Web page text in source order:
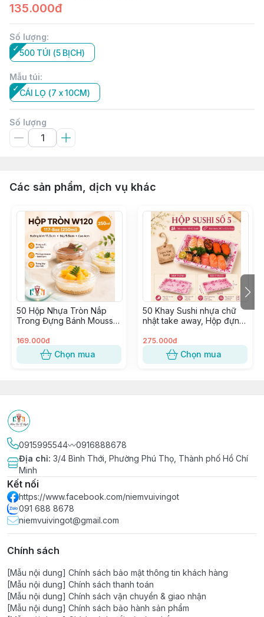
135.000đ
Số lượng:
500 TÚI (5 BỊCH)
Mẫu túi:
CÁI LỌ (7 x 10CM)
Số lượng
Các sản phẩm, dịch vụ khác
50 Hộp Nhựa Tròn Nắp
Trong Đựng Bánh Mousse,
Xoài ~ W120, 8117, 117-8
169.000đ
Chọn mua
50 Khay Sushi nhựa chữ
nhật take away, Hộp đựng
SỐ 5
275.000đ
Chọn mua
0915995544〰️0916888678
Địa chỉ: 3/4 Bình Thới, Phường Phú Thọ, Thành phố Hồ Chí
Minh
Kết nối
https://www.facebook.com/niemvuivingot
091 688 8678
niemvuivingot@gmail.com
Chính sách
[Mẫu nội dung] Chính sách bảo mật thông tin khách hàng
[Mẫu nội dung] Chính sách thanh toán
[Mẫu nội dung] Chính sách vận chuyển & giao nhận
[Mẫu nội dung] Chính sách bảo hành sản phẩm